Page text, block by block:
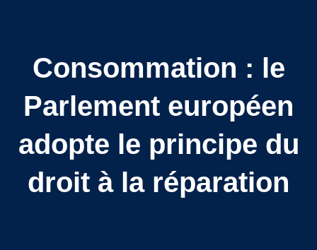
Consommation : le
Parlement européen
adopte le principe du
droit à la réparation